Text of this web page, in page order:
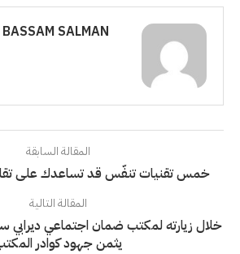
BASSAM SALMAN
المقالة السابقة
خمس تقنيات تنفّس قد تساعدك على
المقالة التالية
خلال زيارته لمكتب ضمان اجتماعي ديرابي
يثمن جهود كوادر